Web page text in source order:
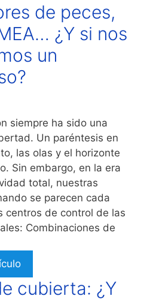
de peces,
¿Y si nos
un
siempre ha sido una
Un paréntesis en
las olas y el horizonte
Sin embargo, en la era
total, nuestras
se parecen cada
centros de control de las
Combinaciones de
cubierta: ¿Y